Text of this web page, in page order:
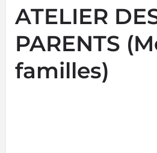
ATELIER
PARENTS
familles)